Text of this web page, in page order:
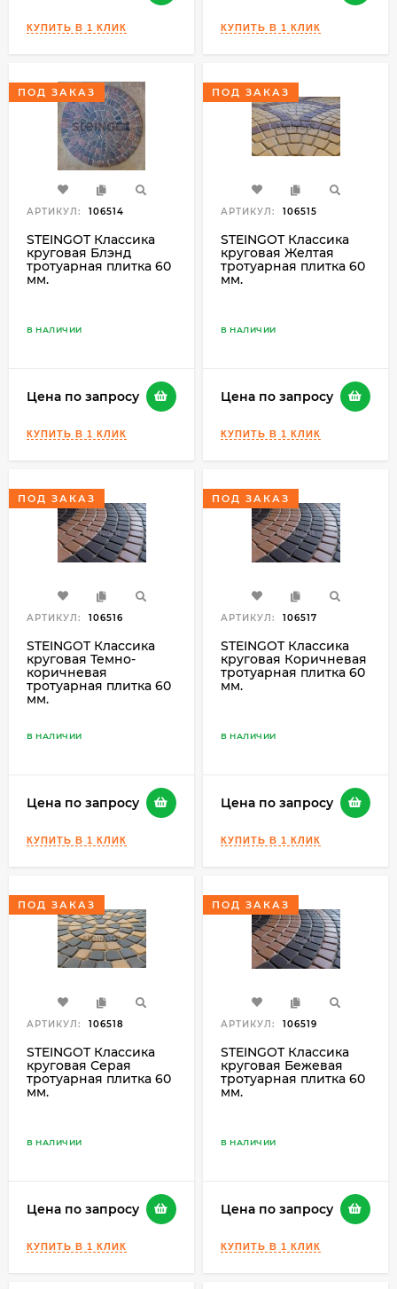
ПОД ЗАКАЗ
АРТИКУЛ: 106514
STEINGOT Классика
круговая Блэнд
тротуарная плитка 60
мм.
В НАЛИЧИИ
Цена по запросу
ПОД ЗАКАЗ
АРТИКУЛ: 106515
STEINGOT Классика
круговая Желтая
тротуарная плитка 60
мм.
В НАЛИЧИИ
Цена по запросу
ПОД ЗАКАЗ
АРТИКУЛ: 106516
STEINGOT Классика
круговая Темно-
коричневая
тротуарная плитка 60
мм.
В НАЛИЧИИ
Цена по запросу
ПОД ЗАКАЗ
АРТИКУЛ: 106517
STEINGOT Классика
круговая Коричневая
тротуарная плитка 60
мм.
В НАЛИЧИИ
Цена по запросу
ПОД ЗАКАЗ
АРТИКУЛ: 106518
STEINGOT Классика
круговая Серая
тротуарная плитка 60
мм.
В НАЛИЧИИ
Цена по запросу
ПОД ЗАКАЗ
АРТИКУЛ: 106519
STEINGOT Классика
круговая Бежевая
тротуарная плитка 60
мм.
В НАЛИЧИИ
Цена по запросу